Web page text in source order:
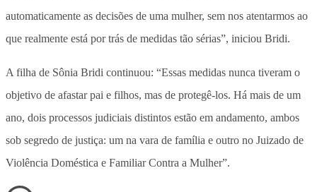
automaticamente as decisões de uma mulher, sem nos atentarmos ao
que realmente está por trás de medidas tão sérias”, iniciou Bridi.
A filha de Sônia Bridi continuou: “Essas medidas nunca tiveram o
objetivo de afastar pai e filhos, mas de protegê-los. Há mais de um
ano, dois processos judiciais distintos estão em andamento, ambos
sob segredo de justiça: um na vara de família e outro no Juizado de
Violência Doméstica e Familiar Contra a Mulher”.